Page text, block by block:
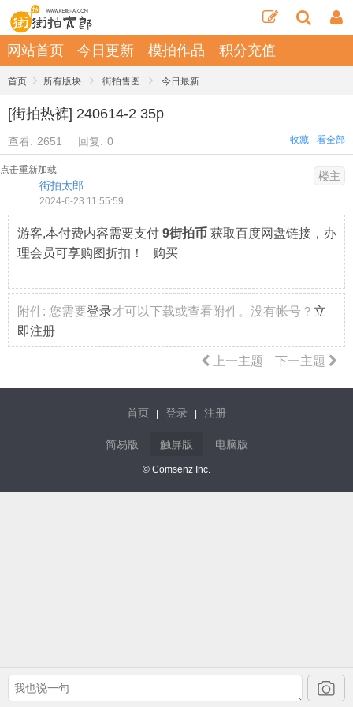
网站首页 今日更新 模拍作品 积分充值
首页 › 所有版块 › 街拍售图 › 今日最新
[街拍热裤] 240614-2 35p
查看: 2651 回复: 0 看全部
收藏
点击重新加载
街拍太郎
2024-6-23 11:55:59
楼主
游客,本付费内容需要支付 9街拍币 获取百度网盘链接，办
理会员可享购图折扣！ 购买
附件: 您需要登录才可以下载或查看附件。没有帐号？ 立
即注册
下一主题
上一主题
首页 登录 注册
简易版 触屏版 电脑版
© Comsenz Inc.